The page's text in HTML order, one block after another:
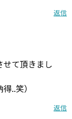
返信
て頂きまし
..笑）
返信